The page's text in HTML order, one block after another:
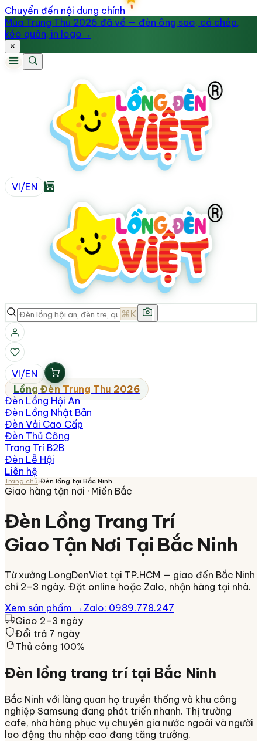
Chuyển đến nội dung chính
Mùa Trung Thu 2026 đã về — đèn ông sao, cá chép,
kéo quân, in logo →
VI/EN
⌘K
VI/EN
Lồng Đèn Trung Thu 2026
Đèn Lồng Hội An
Đèn Lồng Nhật Bản
Đèn Vải Cao Cấp
Đèn Thủ Công
Trang Trí B2B
Đèn Lễ Hội
Liên hệ
Trang chủ›Đèn lồng tại Bắc Ninh
Giao hàng tận nơi · Miền Bắc
Đèn Lồng Trang Trí
Giao Tận Nơi Tại Bắc Ninh
Từ xưởng LongDenViet tại TP.HCM — giao đến Bắc Ninh
chỉ 2–3 ngày. Đặt online hoặc Zalo, nhận hàng tại nhà.
Xem sản phẩm → Zalo: 0989.778.247
Giao 2–3 ngày
Đổi trả 7 ngày
Thủ công 100%
Đèn lồng trang trí tại Bắc Ninh
Bắc Ninh với làng quan họ truyền thống và khu công
nghiệp Samsung đang phát triển nhanh. Thị trường
cafe, nhà hàng phục vụ chuyên gia nước ngoài và người
lao động thu nhập cao đang tăng trưởng.